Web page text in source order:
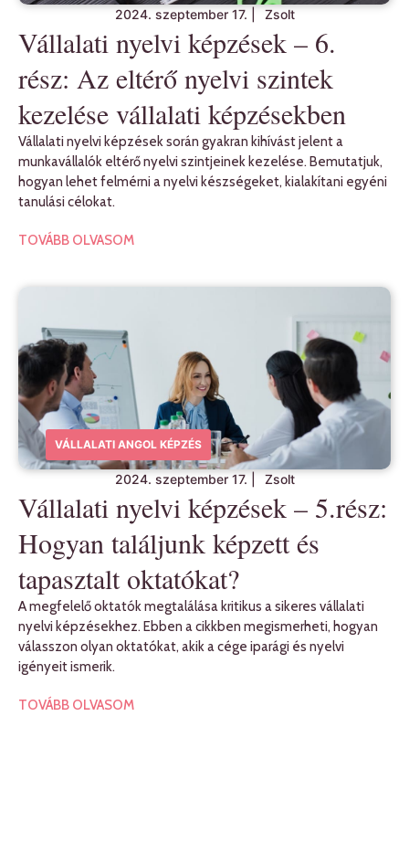
2024. szeptember 17. Zsolt
Vállalati nyelvi képzések – 6.
rész: Az eltérő nyelvi szintek
kezelése vállalati képzésekben
Vállalati nyelvi képzések során gyakran kihívást jelent a
munkavállalók eltérő nyelvi szintjeinek kezelése. Bemutatjuk,
hogyan lehet felmérni a nyelvi készségeket, kialakítani egyéni
tanulási célokat.
TOVÁBB OLVASOM
VÁLLALATI ANGOL KÉPZÉS
2024. szeptember 17. Zsolt
Vállalati nyelvi képzések – 5.rész:
Hogyan találjunk képzett és
tapasztalt oktatókat?
A megfelelő oktatók megtalálása kritikus a sikeres vállalati
nyelvi képzésekhez. Ebben a cikkben megismerheti, hogyan
válasszon olyan oktatókat, akik a cége iparági és nyelvi
igényeit ismerik.
TOVÁBB OLVASOM